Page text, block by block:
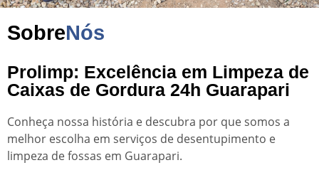
SobreNós
Prolimp: Excelência em Limpeza de
Caixas de Gordura 24h Guarapari
Conheça nossa história e descubra por que somos a
melhor escolha em serviços de desentupimento e
limpeza de fossas em Guarapari.